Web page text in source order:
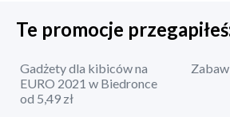
Te promocje
Gadżety dla kibiców na
EURO 2021 w Biedronce
od 5,49 zł